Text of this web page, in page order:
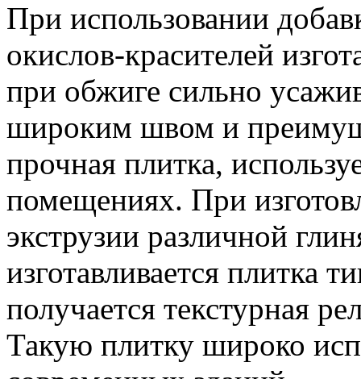
При использовании
окислов-красителей
при обжиге сильно
широким швом и
прочная плитка,
помещениях. При
экструзии различной
изготавливается
получается текстурная
Такую плитку широко